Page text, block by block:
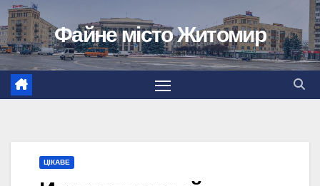
Перейти
до
вмісту
Файне місто Житомир
ЦІКАВЕ